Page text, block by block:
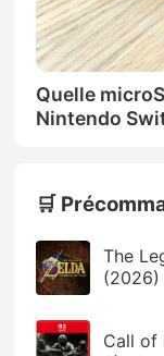
Quelle
Nintendo
🛒
The
(2026)
Call of